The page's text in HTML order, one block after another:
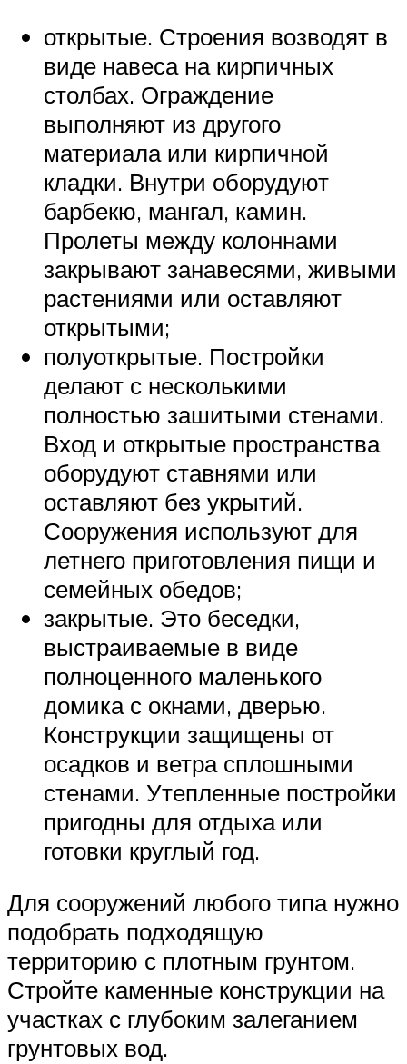
открытые. Строения возводят в
виде навеса на кирпичных
столбах. Ограждение
выполняют из другого
материала или кирпичной
кладки. Внутри оборудуют
барбекю, мангал, камин.
Пролеты между колоннами
закрывают занавесями, живыми
растениями или оставляют
открытыми;
полуоткрытые. Постройки
делают с несколькими
полностью зашитыми стенами.
Вход и открытые пространства
оборудуют ставнями или
оставляют без укрытий.
Сооружения используют для
летнего приготовления пищи и
семейных обедов;
закрытые. Это беседки,
выстраиваемые в виде
полноценного маленького
домика с окнами, дверью.
Конструкции защищены от
осадков и ветра сплошными
стенами. Утепленные постройки
пригодны для отдыха или
готовки круглый год.
Для сооружений любого типа нужно
подобрать подходящую
территорию с плотным грунтом.
Стройте каменные конструкции на
участках с глубоким залеганием
грунтовых вод.